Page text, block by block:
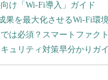
け「Wi-Fi導入」ガイド
果を最大化させるWi-Fi環
は必須？スマートファク
ュリティ対策早分かりガ